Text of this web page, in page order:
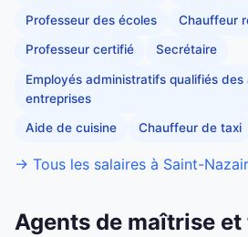
Professeur des écoles Chauffeur
Professeur certifié Secrétaire
Employés administratifs qualifiés
entreprises
Aide de cuisine Chauffeur de taxi
→ Tous les salaires à Saint-
Agents de maîtrise